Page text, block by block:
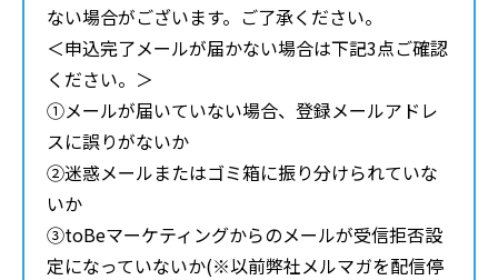
ない場合がございます。ご了承ください。
＜申込完了メールが届かない場合は下記3点ご確認
ください。＞
①メールが届いていない場合、登録メールアドレ
スに誤りがないか
②迷惑メールまたはゴミ箱に振り分けられていな
いか
③toBeマーケティングからのメールが受信拒否設
定になっていないか(※以前弊社メルマガを配信停